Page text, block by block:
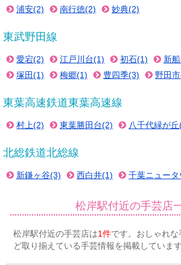
浦安(2) 南行徳(2) 妙典(2)
東武野田線
愛宕(2) 江戸川台(1) 初石(1) 新
塚田(1)
梅郷(1) 豊四季(3) 野田
東葉高速鉄道東葉高速線
村上(2) 東葉勝田台(2) 八千代緑が丘
北総鉄道北総線
新鎌ヶ谷(3) 西白井(1) 千葉ニュー
松岸駅付近の手芸店
松岸駅付近の手芸店は1件です。おしゃれ
ど取り揃えている手芸情報を掲載しています